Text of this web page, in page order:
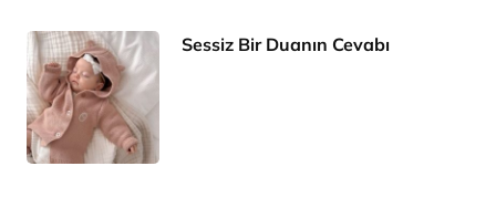
Sessiz Bir Duanın Cevabı